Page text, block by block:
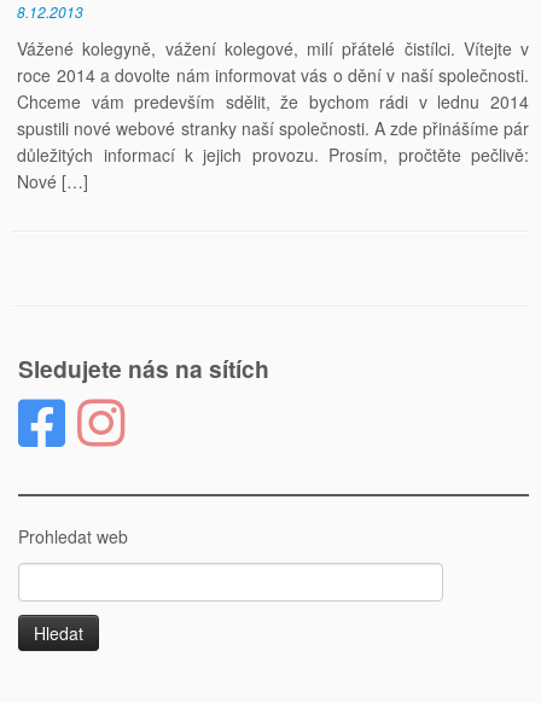
8.12.2013
Vážené kolegyně, vážení kolegové, milí přátelé čistílci. Vítejte v
roce 2014 a dovolte nám informovat vás o dění v naší společnosti.
Chceme vám predevším sdělit, že bychom rádi v lednu 2014
spustili nové webové stranky naší společnosti. A zde přinášíme pár
důležitých informací k jejich provozu. Prosím, pročtěte pečlivě:
Nové […]
Sledujete nás na sítích
Prohledat web